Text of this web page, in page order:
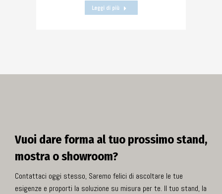
Leggi di più
Vuoi dare forma al tuo prossimo stand,
mostra o showroom?
Contattaci oggi stesso, Saremo felici di ascoltare le tue
esigenze e proporti la soluzione su misura per te. Il tuo stand, la